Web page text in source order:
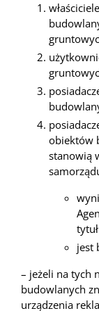
obiektów
stanowią
jest
– jeżeli na tych
budowlanych
urządzenia